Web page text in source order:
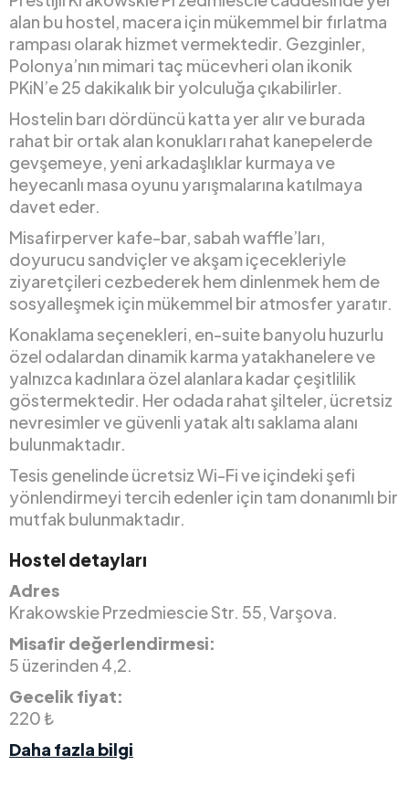
alan bu hostel, macera için mükemmel bir fırlatma
rampası olarak hizmet vermektedir. Gezginler,
Polonya’nın mimari taç mücevheri olan ikonik
PKiN’e 25 dakikalık bir yolculuğa çıkabilirler.
Hostelin barı dördüncü katta yer alır ve burada
rahat bir ortak alan konukları rahat kanepelerde
gevşemeye, yeni arkadaşlıklar kurmaya ve
heyecanlı masa oyunu yarışmalarına katılmaya
davet eder.
Misafirperver kafe-bar, sabah waffle’ları,
doyurucu sandviçler ve akşam içecekleriyle
ziyaretçileri cezbederek hem dinlenmek hem de
sosyalleşmek için mükemmel bir atmosfer yaratır.
Konaklama seçenekleri, en-suite banyolu huzurlu
özel odalardan dinamik karma yatakhanelere ve
yalnızca kadınlara özel alanlara kadar çeşitlilik
göstermektedir. Her odada rahat şilteler, ücretsiz
nevresimler ve güvenli yatak altı saklama alanı
bulunmaktadır.
Tesis genelinde ücretsiz Wi-Fi ve içindeki şefi
yönlendirmeyi tercih edenler için tam donanımlı bir
mutfak bulunmaktadır.
Hostel detayları
Adres
Krakowskie Przedmiescie Str. 55, Varşova.
Misafir değerlendirmesi:
5 üzerinden 4,2.
Gecelik fiyat:
220 ₺
Daha fazla bilgi